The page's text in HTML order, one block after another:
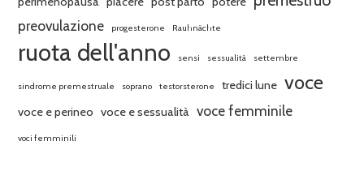
preovulazione progesterone Rauhnächte
ruota dell'anno sensi sessualità settembre
sindrome premestruale soprano testorsterone tredici lune voce
voce e perineo voce e sessualità voce femminile
voci femminili